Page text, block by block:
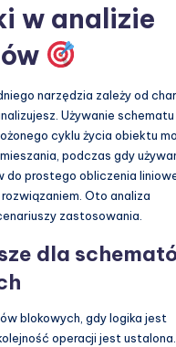
w analizie
narzędzia zależy od
Używanie schematu
cyklu życia obiektu
podczas gdy
do prostego obliczenia
Oto analiza
zastosowania.
dla
blokowych, gdy logika jest
operacji jest ustalona.